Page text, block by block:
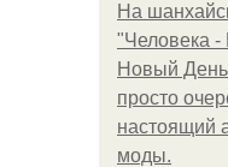
На
"Человека
Новый
просто
настоящий
моды.